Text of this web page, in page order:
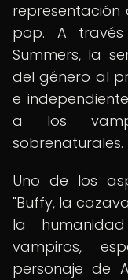
pop. A
Summers, la
del género al
e
a los
sobrenaturales.
Uno de los
"Buffy, la
la
vampiros,
personaje de